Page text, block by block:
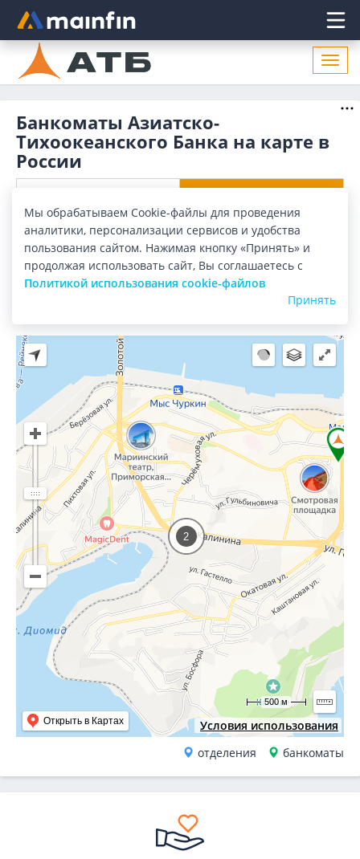
Главное меню
Банкоматы Азиатско-
Тихоокеанского Банка на карте в
России
Банкоматы
Все банки Карта Список
Город:Россия
Условия использования
Открыть в Картах
500 м
2
отделения банкоматы
Мы обрабатываем Cookie-файлы для проведения
аналитики, персонализации сервисов и удобства
пользования сайтом. Нажимая кнопку «Принять» и
продолжая использовать сайт, Вы соглашаетесь с
Политикой использования cookie-файлов
Принять